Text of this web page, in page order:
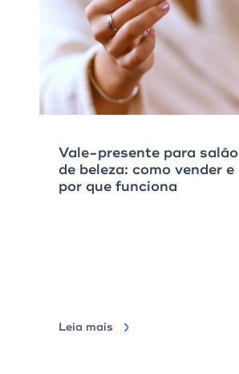
Vale-presente para salão
de beleza: como vender e
por que funciona
Leia mais